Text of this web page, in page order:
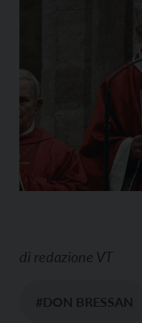
di redazione VT
#DON BRESSAN